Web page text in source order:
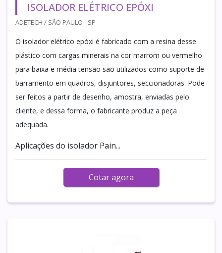
ISOLADOR ELÉTRICO EPÓXI
ADETECH / SÃO PAULO - SP
O isolador elétrico epóxi é fabricado com a resina desse
plástico com cargas minerais na cor marrom ou vermelho
para baixa e média tensão são utilizados como suporte de
barramento em quadros, disjuntores, seccionadoras. Pode
ser feitos a partir de desenho, amostra, enviadas pelo
cliente, e dessa forma, o fabricante produz a peça
adequada.
Aplicações do isolador Pain...
Cotar agora